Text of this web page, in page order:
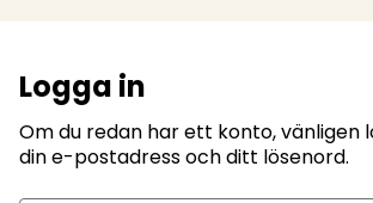
Logga in
Om du redan har ett konto, vänligen
din e-postadress och ditt lösenord.